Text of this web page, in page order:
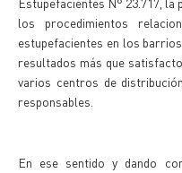
los procedimientos
estupefacientes en los
resultados más que
varios centros de
responsables.
En ese sentido y dando